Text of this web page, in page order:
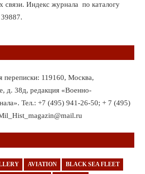
связи. Индекс журнала по каталогу
переписки: 119160, Москва,
д. 38д, редакция «Военно-
Тел.: +7 (495) 941-26-50; + 7 (495)
AVIATION BLACK SEA FLEET